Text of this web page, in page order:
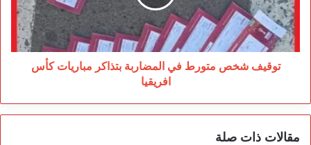
بتذاكر
مباريات
كأس
افريقيا
توقيف شخص متورط في المضاربة بتذاكر مباريات كأس
افريقيا
مقالات ذات صلة